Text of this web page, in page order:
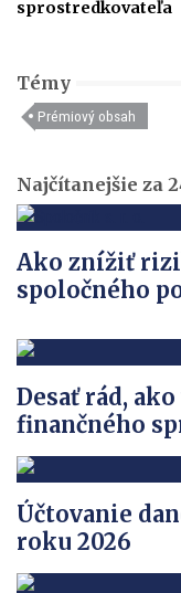
sprostredkovateľa
Témy
Prémiový obsah
Najčítanejšie za
Ako znížiť
spoločného
Desať rád,
finančného
Účtovanie
roku 2026